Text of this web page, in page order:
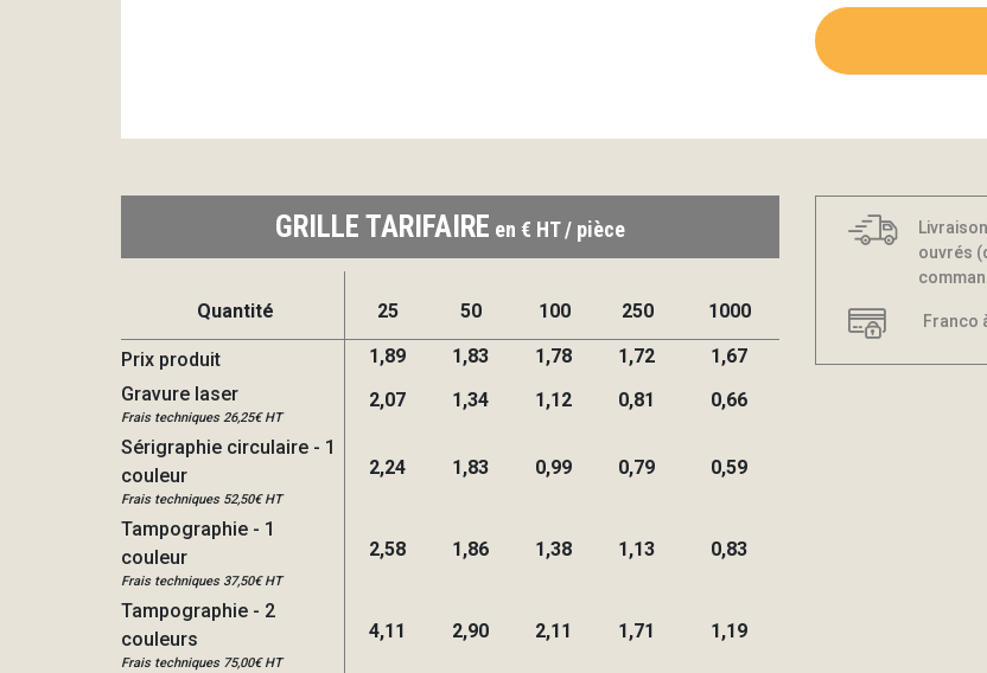
GRILLE TARIFAIRE en € HT / pièce
Quantité 25 50 100 250 1000
Prix produit 1,89 1,83 1,78 1,72
1,67
Gravure laser
Frais techniques 26,25€ HT
2,07 1,34 1,12 0,81 0,66
Sérigraphie circulaire - 1
couleur
Frais techniques 52,50€ HT
2,24 1,83 0,99 0,79 0,59
Tampographie - 1
couleur
Frais techniques 37,50€ HT
2,58 1,86 1,38 1,13 0,83
Tampographie - 2
couleurs
Frais techniques 75,00€ HT
4,11 2,90 2,11 1,71 1,19
ouvrés
Franco